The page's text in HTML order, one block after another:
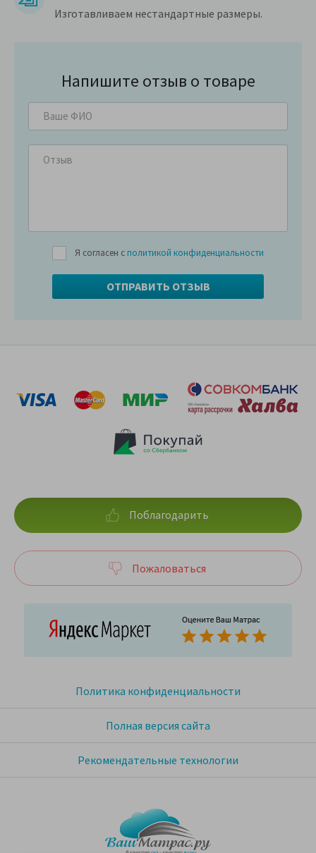
Изготавливаем нестандартные размеры.
Напишите отзыв о товаре
Я согласен с политикой конфиденциальности
Политика конфиденциальности
Полная версия сайта
Рекомендательные технологии
Поблагодарить
Пожаловаться